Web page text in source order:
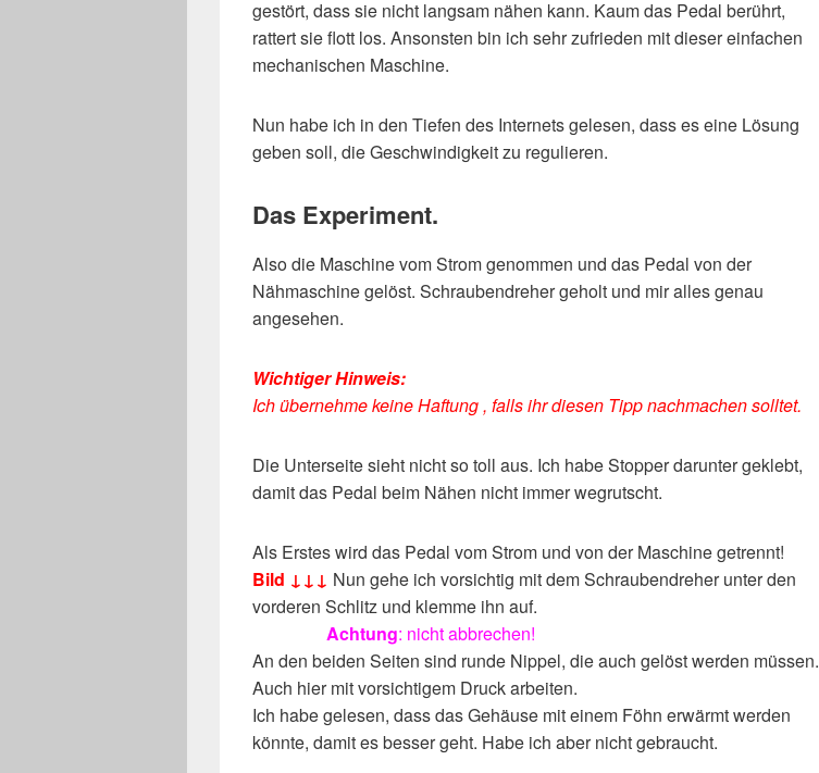
gestört, dass sie nicht langsam nähen kann. Kaum das Pedal berührt,
rattert sie flott los. Ansonsten bin ich sehr zufrieden mit dieser einfachen
mechanischen Maschine.
Nun habe ich in den Tiefen des Internets gelesen, dass es eine Lösung
geben soll, die Geschwindigkeit zu regulieren.
Das Experiment.
Also die Maschine vom Strom genommen und das Pedal von der
Nähmaschine gelöst. Schraubendreher geholt und mir alles genau
angesehen.
Wichtiger Hinweis:
Ich übernehme keine Haftung , falls ihr diesen Tipp nachmachen solltet.
Die Unterseite sieht nicht so toll aus. Ich habe Stopper darunter geklebt,
damit das Pedal beim Nähen nicht immer wegrutscht.
Als Erstes wird das Pedal vom Strom und von der Maschine getrennt!
Bild ↓↓↓ Nun gehe ich vorsichtig mit dem Schraubendreher unter den
vorderen Schlitz und klemme ihn auf.
Achtung: nicht abbrechen!
An den beiden Seiten sind runde Nippel, die auch gelöst werden müssen.
Auch hier mit vorsichtigem Druck arbeiten.
Ich habe gelesen, dass das Gehäuse mit einem Föhn erwärmt werden
könnte, damit es besser geht. Habe ich aber nicht gebraucht.